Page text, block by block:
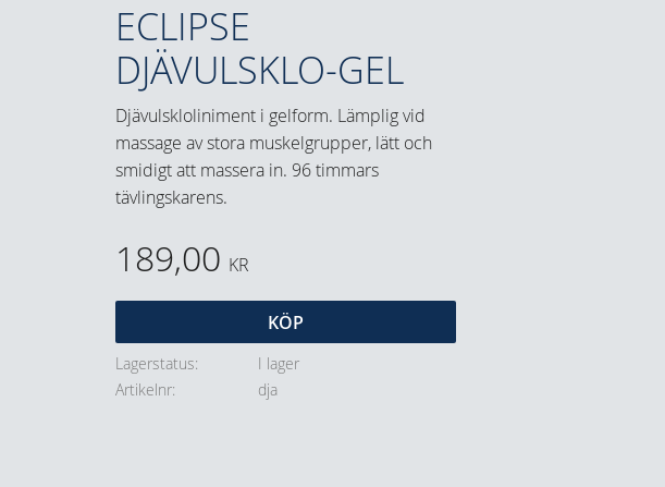
ECLIPSE
DJÄVULSKLO-GEL
Djävulskloliniment i gelform. Lämplig vid
massage av stora muskelgrupper, lätt och
smidigt att massera in. 96 timmars
tävlingskarens.
189,00 KR
KÖP
Lagerstatus
I lager
Artikelnr
dja